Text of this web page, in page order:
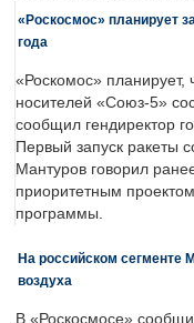
«Роскосмос» планирует
года
«Роскомос» планирует,
носителей «Союз-5»
сообщил гендиректор
Первый запуск ракеты
Мантуров говорил
приоритетным
программы.
На российском сегменте
воздуха
В «Роскосмосе»